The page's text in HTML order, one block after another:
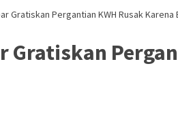
Gratiskan Pergantian KWH Rusak Karena
Gratiskan